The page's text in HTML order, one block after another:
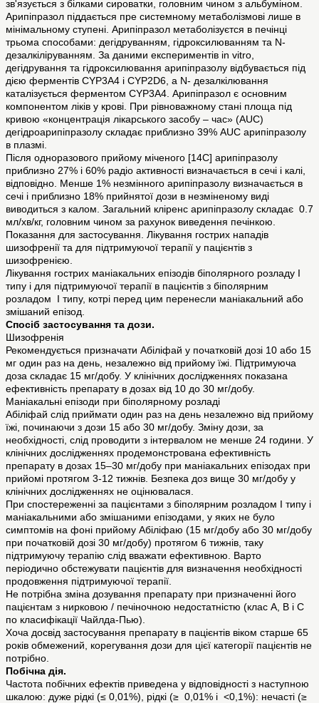
зв'язується з білками сироватки, головним чином з альбуміном.
Арипіпразол піддається пре системному метаболізмові лише в
мінімальному ступені. Арипіпразол метаболізуєтся в печінці
трьома способами: дегідруванням, гідроксилюванням та N‑
дезалкіліруванням. За даними експериментів in vitro,
дегідрування та гідроксилювання арипіпразолу відбувається під
дією ферментів CYP3A4 і CYP2D6, а N‑ дезалкілювання
каталізується ферментом CYP3A4. Арипіпразол є основним
компонентом ліків у крові. При рівноважному стані площа під
кривою «концентрація лікарського засобу – час» (AUC)
дегідроарипіпразолу складає приблизно 39% AUC арипіпразолу
в плазмі.
Після одноразового прийому міченого [14C] арипіпразолу
приблизно 27% і 60% радіо активності визначається в сечі і калі,
відповідно. Менше 1% незмінного арипіпразолу визначається в
сечі і приблизно 18% прийнятої дози в незміненому виді
виводиться з калом. Загальний кліренс арипіпразолу складає 0.7
мл/хв/кг, головним чином за рахунок виведення печінкою.
Показання для застосування. Лікування гострих нападів
шизофренії та для підтримуючої терапії у пацієнтів з
шизофренією.
Лікування гострих маніакальних епізодів біполярного розладу I
типу і для підтримуючої терапії в пацієнтів з біполярним
розладом I типу, котрі перед цим перенесли маніакальний або
змішаний епізод.
Спосіб застосування та дози.
Шизофренія
Рекомендується призначати Абіліфай у початковій дозі 10 або 15
мг один раз на день, незалежно від прийому їжі. Підтримуюча
доза складає 15 мг/добу. У клінічних дослідженнях показана
ефективність препарату в дозах від 10 до 30 мг/добу.
Маніакальні епізоди при біполярному розладі
Абіліфай слід приймати один раз на день незалежно від прийому
їжі, починаючи з дози 15 або 30 мг/добу. Зміну дози, за
необхідності, слід проводити з інтервалом не менше 24 години. У
клінічних дослідженнях продемонстрована ефективність
препарату в дозах 15–30 мг/добу при маніакальних епізодах при
прийомі протягом 3-12 тижнів. Безпека доз вище 30 мг/добу у
клінічних дослідженнях не оцінювалася.
При спостереженні за пацієнтами з біполярним розладом I типу і
маніакальними або змішаними епізодами, у яких не було
симптомів на фоні прийому Абіліфаю (15 мг/добу або 30 мг/добу
при початковій дозі 30 мг/добу) протягом 6 тижнів, таку
підтримуючу терапію слід вважати ефективною. Варто
періодично обстежувати пацієнтів для визначення необхідності
продовження підтримуючої терапії.
Не потрібна зміна дозування препарату при призначенні його
пацієнтам з нирковою / печіночною недостатністю (клас А, В і С
по класифікації Чайлда-Пью).
Хоча досвід застосування препарату в пацієнтів віком старше 65
років обмежений, корегування дози для цієї категорії пацієнтів не
потрібно.
Побічна дія.
Частота побічних ефектів приведена у відповідності з наступною
шкалою: дуже рідкі (≤ 0,01%), рідкі (≥ 0,01% і <0,1%): нечасті (≥